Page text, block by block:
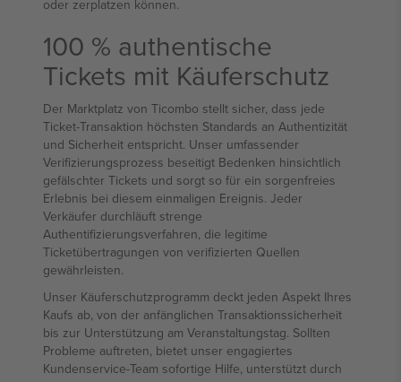
oder zerplatzen können.
100 % authentische
Tickets mit Käuferschutz
Der Marktplatz von Ticombo stellt sicher, dass jede
Ticket-Transaktion höchsten Standards an Authentizität
und Sicherheit entspricht. Unser umfassender
Verifizierungsprozess beseitigt Bedenken hinsichtlich
gefälschter Tickets und sorgt so für ein sorgenfreies
Erlebnis bei diesem einmaligen Ereignis. Jeder
Verkäufer durchläuft strenge
Authentifizierungsverfahren, die legitime
Ticketübertragungen von verifizierten Quellen
gewährleisten.
Unser Käuferschutzprogramm deckt jeden Aspekt Ihres
Kaufs ab, von der anfänglichen Transaktionssicherheit
bis zur Unterstützung am Veranstaltungstag. Sollten
Probleme auftreten, bietet unser engagiertes
Kundenservice-Team sofortige Hilfe, unterstützt durch